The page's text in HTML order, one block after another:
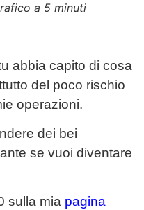
a 5 minuti
abbia capito di cosa
del poco rischio
operazioni.
dei bei
se vuoi diventare
sulla mia pagina